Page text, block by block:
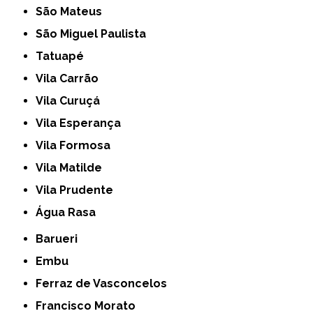
São Mateus
São Miguel Paulista
Tatuapé
Vila Carrão
Vila Curuçá
Vila Esperança
Vila Formosa
Vila Matilde
Vila Prudente
Água Rasa
Barueri
Embu
Ferraz de Vasconcelos
Francisco Morato